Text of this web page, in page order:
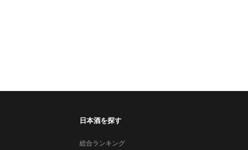
日本酒を探す
総合ランキング